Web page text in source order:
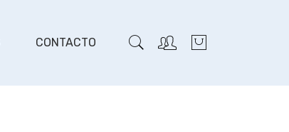
CONTACTO